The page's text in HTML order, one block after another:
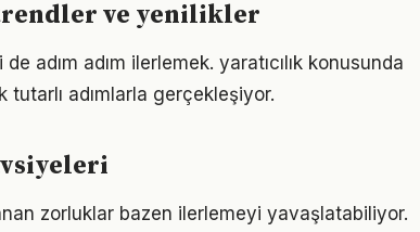
trendler ve yenilikler
adım adım ilerlemek. yaratıcılık konusunda
adımlarla gerçekleşiyor.
zorluklar bazen ilerlemeyi yavaşlatabiliyor.